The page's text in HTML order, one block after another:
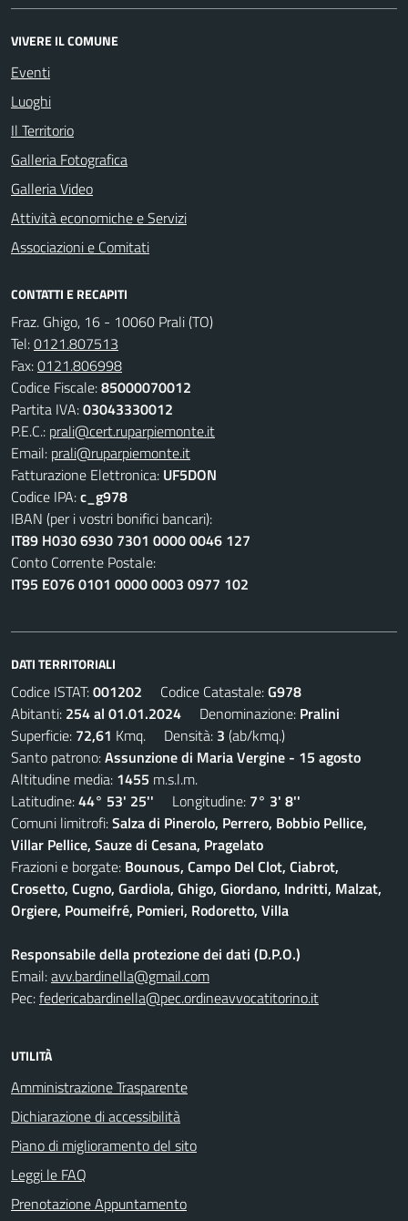
VIVERE IL COMUNE
Eventi
Luoghi
Il Territorio
Galleria Fotografica
Galleria Video
Attività economiche e Servizi
Associazioni e Comitati
CONTATTI E RECAPITI
Fraz. Ghigo, 16 - 10060 Prali (TO)
Tel:0121.807513
Fax:0121.806998
Codice Fiscale:85000070012
Partita IVA:03043330012
P.E.C.: prali@cert.ruparpiemonte.it
Email: prali@ruparpiemonte.it
Fatturazione Elettronica: UF5DON
Codice IPA:c_g978
IBAN (per i vostri bonifici bancari):
IT89 H030 6930 7301 0000 0046 127
Conto Corrente Postale:
IT95 E076 0101 0000 0003 0977 102
DATI TERRITORIALI
Codice ISTAT:001202 Codice Catastale:G978
Abitanti: 254 al 01.01.2024 Denominazione: Pralini
Superficie: 72,61 Kmq. Densità: 3 (ab/kmq.)
Santo patrono:Assunzione di Maria Vergine - 15 agosto
Altitudine media: 1455 m.s.l.m.
Latitudine:44° 53' 25'' Longitudine: 7° 3' 8''
Comuni limitrofi:Salza di Pinerolo, Perrero, Bobbio Pellice,
Villar Pellice, Sauze di Cesana, Pragelato
Frazioni e borgate: Bounous, Campo Del Clot, Ciabrot,
Crosetto, Cugno, Gardiola, Ghigo, Giordano, Indritti, Malzat,
Orgiere, Poumeifré, Pomieri, Rodoretto, Villa
Responsabile della protezione dei dati (D.P.O.)
Email:avv.bardinella@gmail.com
Pec:federicabardinella@pec.ordineavvocatitorino.it
UTILITÀ
Amministrazione Trasparente
Dichiarazione di accessibilità
Piano di miglioramento del sito
Leggi le FAQ
Prenotazione Appuntamento